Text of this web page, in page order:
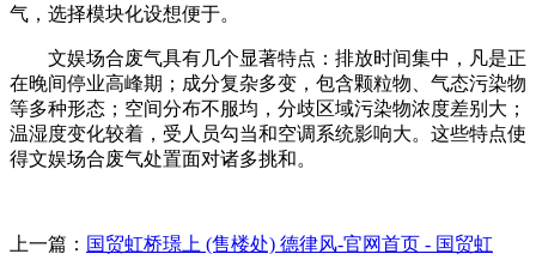
气，选择模块化设想便于。
文娱场合废气具有几个显著特点：排放时间集中，凡是正
在晚间停业高峰期；成分复杂多变，包含颗粒物、气态污染物
等多种形态；空间分布不服均，分歧区域污染物浓度差别大；
温湿度变化较着，受人员勾当和空调系统影响大。这些特点使
得文娱场合废气处置面对诸多挑和。
上一篇： 国贸虹桥璟上 (售楼处) 德律风-官网首页 - 国贸虹